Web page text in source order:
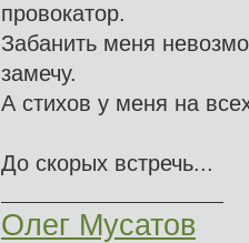
провокатор.
Забанить меня
замечу.
А стихов у меня на
До скорых встречь...
Oлег Мусатов